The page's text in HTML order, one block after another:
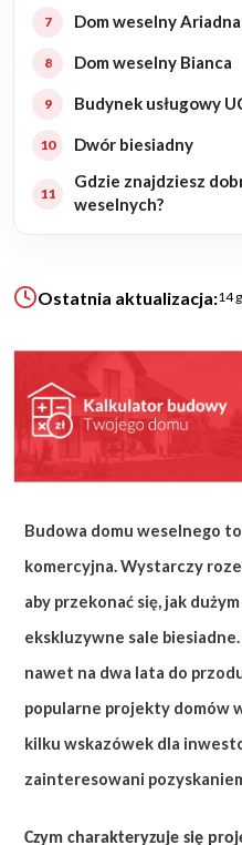
KALKULATOR BUDOWY
BLOG
KONAKT
Dom weselny Ariadna
Dom weselny Bianca
Budynek usługowy
Dwór biesiadny
Gdzie znajdziesz
weselnych?
Ostatnia aktualizacja:14
Budowa domu weselnego
komercyjna. Wystarczy
aby przekonać się, jak
ekskluzywne sale
nawet na dwa lata do
popularne projekty domów
kilku wskazówek dla
zainteresowani
Czym charakteryzuje się